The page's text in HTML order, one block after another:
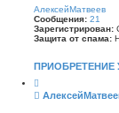
с
к
ш
и
р
е
ы
о
АлексейМатвеев
Сообщения: 21
Зарегистрирован:
Защита от спама:
ПРИОБРЕТЕНИЕ
и
т
С